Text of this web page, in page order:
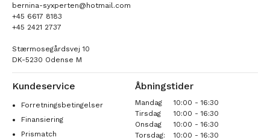
bernina-syxperten@hotmail.com
+45 6617 8183
+45 2421 2737
Stærmosegårdsvej 10
DK-5230 Odense M
Kundeservice
Forretningsbetingelser
Finansiering
Prismatch
Åbningstider
Mandag
10:00 - 16:30
Tirsdag
10:00 - 16:30
Onsdag
10:00 - 16:30
Torsdag:
10:00 - 16:30